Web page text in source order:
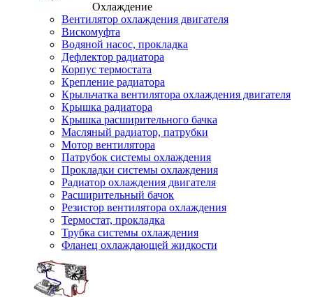
Охлаждение
Вентилятор охлаждения двигателя
Вискомуфта
Водяной насос, прокладка
Дефлектор радиатора
Корпус термостата
Крепление радиатора
Крыльчатка вентилятора охлаждения двигателя
Крышка радиатора
Крышка расширительного бачка
Масляный радиатор, патрубки
Мотор вентилятора
Патрубок системы охлаждения
Прокладки системы охлаждения
Радиатор охлаждения двигателя
Расширительный бачок
Резистор вентилятора охлаждения
Термостат, прокладка
Трубка системы охлаждения
Фланец охлаждающей жидкости